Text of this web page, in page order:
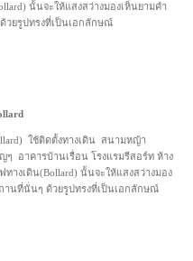
นั้นจะให้แสงสว่างมองเห็นยามคำ
วยรูปทรงที่เป็นเอกลักษณ์
ใช้ติดตั้งทางเดิน สนามหญ้า
อาคารบ้านเรื่อน โรงแรมรีสอร์ท ห้าง
างเดิน(Bollard) นั้นจะให้แสงสว่างมอง
านที่นั่นๆ ด้วยรูปทรงที่เป็นเอกลักษณ์